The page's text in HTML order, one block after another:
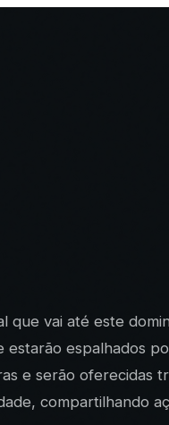
que vai até este
espalhados
e serão oferecidas
compartilhando